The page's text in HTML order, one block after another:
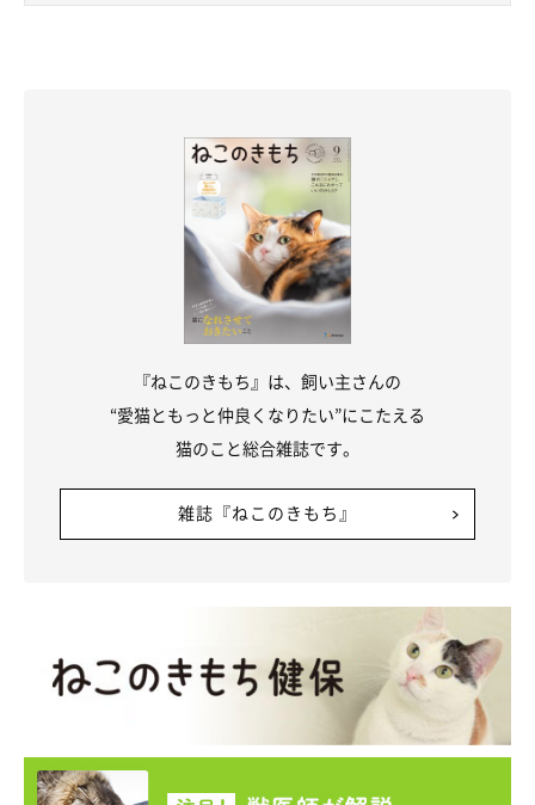
『ねこのきもち』は、飼い主さんの
“愛猫ともっと仲良くなりたい”にこたえる
猫のこと総合雑誌です。
雑誌『ねこのきもち』